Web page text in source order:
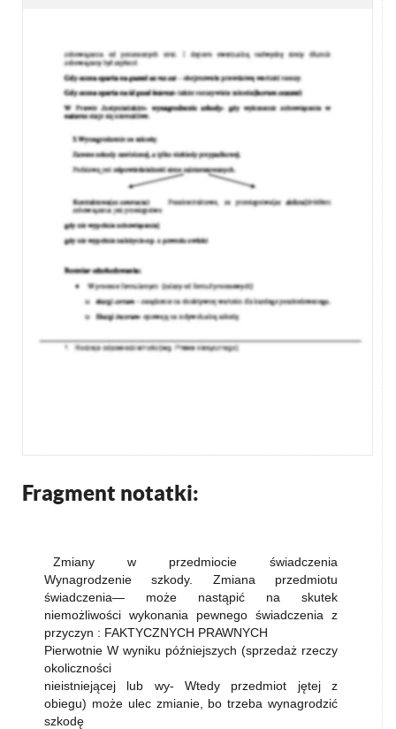
Fragment notatki:
Zmiany w przedmiocie świadczenia
Wynagrodzenie szkody. Zmiana przedmiotu
świadczenia— może nastąpić na skutek
niemożliwości wykonania pewnego świadczenia z
przyczyn : FAKTYCZNYCH PRAWNYCH
Pierwotnie W wyniku późniejszych (sprzedaż rzeczy
okoliczności
nieistniejącej lub wy- Wtedy przedmiot jętej z
obiegu) może ulec zmianie, bo trzeba wynagrodzić
szkodę